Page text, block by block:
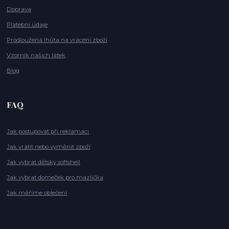
Doprava
Platební údaje
Prodloužená lhůta na vrácení zboží
Vzorník našich látek
Blog
FAQ
Jak postupovat při reklamaci
Jak vrátit nebo vyměnit zboží
Jak vybrat dětský softshell
Jak vybrat domeček pro mazlíčka
Jak měříme oblečení